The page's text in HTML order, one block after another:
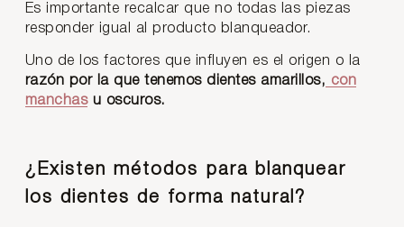
Es importante recalcar que no todas las piezas
responder igual al producto blanqueador.
Uno de los factores que influyen es el origen o la
razón por la que tenemos dientes amarillos, con
manchasu oscuros.
¿Existen métodos para blanquear
los dientes de forma natural?